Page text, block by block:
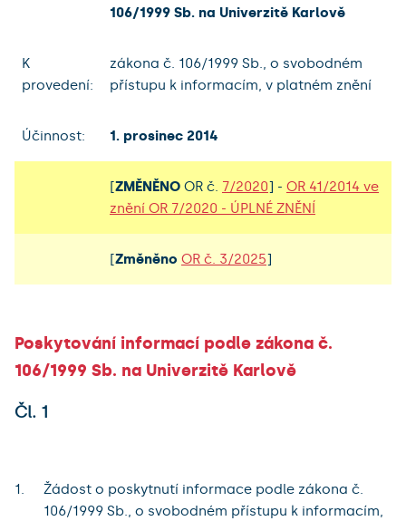
106/1999 Sb. na Univerzitě Karlově
K
provedení:
zákona č. 106/1999 Sb., o svobodném
přístupu k informacím, v platném znění
Účinnost: 1. prosinec 2014
[ZMĚNĚNO OR č. 7/2020] - OR 41/2014 ve
znění OR 7/2020 - ÚPLNÉ ZNĚNÍ
[Změněno OR č. 3/2025]
Poskytování informací podle zákona č.
106/1999 Sb. na Univerzitě Karlově
Čl. 1
Žádost o poskytnutí informace podle zákona č.
106/1999 Sb., o svobodném přístupu k informacím,